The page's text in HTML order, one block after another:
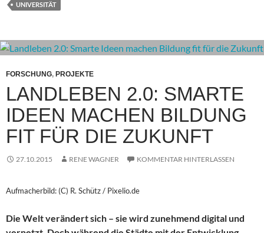
UNIVERSITÄT
FORSCHUNG, PROJEKTE
LANDLEBEN 2.0: SMARTE
IDEEN MACHEN BILDUNG
FIT FÜR DIE ZUKUNFT
27.10.2015 RENE WAGNER KOMMENTAR HINTERLASSEN
Aufmacherbild: (C) R. Schütz / Pixelio.de
Die Welt verändert sich – sie wird zunehmend digital und